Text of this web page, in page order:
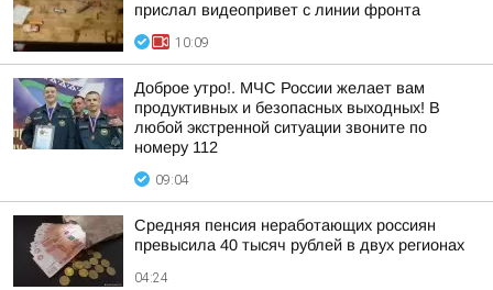
прислал видеопривет с линии фронта
10:09
Доброе утро!. МЧС России желает вам
продуктивных и безопасных выходных! В
любой экстренной ситуации звоните по
номеру 112
09:04
Средняя пенсия неработающих россиян
превысила 40 тысяч рублей в двух регионах
04:24